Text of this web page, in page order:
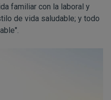
familiar con la laboral y
de vida saludable; y todo